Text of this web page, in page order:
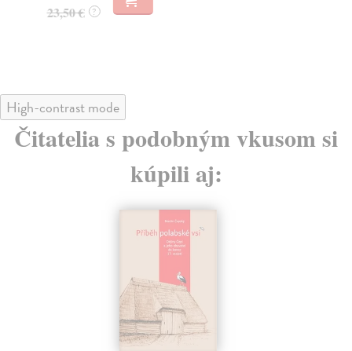
23,50 € ?
High-contrast mode
Čitatelia s podobným vkusom si
kúpili aj: